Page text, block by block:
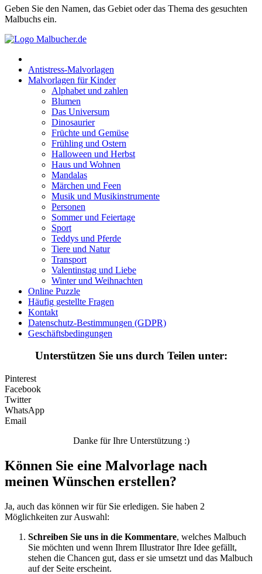
Früchte und Gemüse
Frühling und Ostern
Haus und Wohnen
Märchen und Feen
Musik und Musikinstrumente
Sommer und Feiertage
Teddys und Pferde
Tiere und Natur
Valentinstag und Liebe
Winter und Weihnachten
Nezaradené
Unkategorisiert
Geben Sie den Namen, das Gebiet oder das Thema des gesuchten
Malbuchs ein.
Antistress-Malvorlagen
Malvorlagen für Kinder
Alphabet und zahlen
Blumen
Das Universum
Dinosaurier
Früchte und Gemüse
Frühling und Ostern
Halloween und Herbst
Haus und Wohnen
Mandalas
Märchen und Feen
Musik und Musikinstrumente
Personen
Sommer und Feiertage
Sport
Teddys und Pferde
Tiere und Natur
Transport
Valentinstag und Liebe
Winter und Weihnachten
Online Puzzle
Häufig gestellte Fragen
Kontakt
Datenschutz-Bestimmungen (GDPR)
Geschäftsbedingungen
Unterstützen Sie uns durch Teilen unter:
Pinterest
Facebook
Twitter
WhatsApp
Email
Danke für Ihre Unterstützung :)
Können Sie eine Malvorlage nach
meinen Wünschen erstellen?
Ja, auch das können wir für Sie erledigen. Sie haben 2
Möglichkeiten zur Auswahl:
Schreiben Sie uns in die Kommentare, welches Malbuch
Sie möchten und wenn Ihrem Illustrator Ihre Idee gefällt,
stehen die Chancen gut, dass er sie umsetzt und das Malbuch
auf der Seite erscheint.